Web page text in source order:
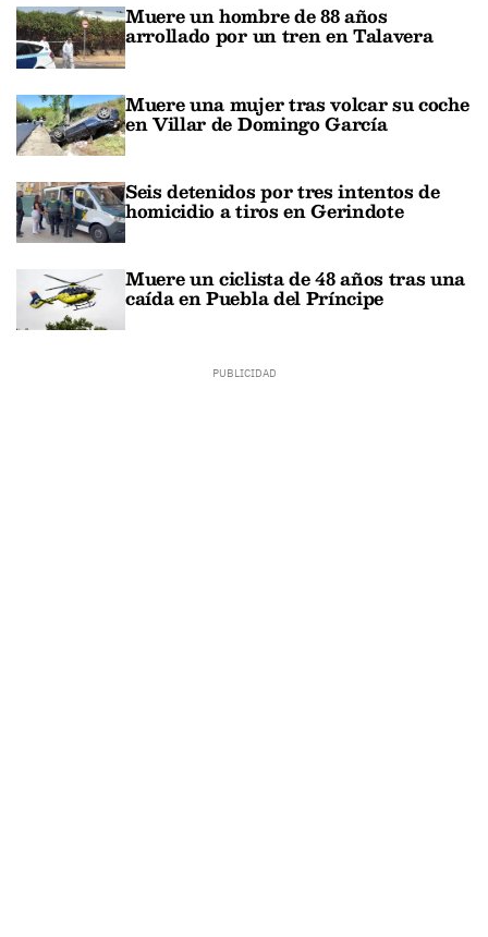
Muere un hombre de 88 años
arrollado por un tren en Talavera
Muere una mujer tras volcar su coche
en Villar de Domingo García
Seis detenidos por tres intentos de
homicidio a tiros en Gerindote
Muere un ciclista de 48 años tras una
caída en Puebla del Príncipe